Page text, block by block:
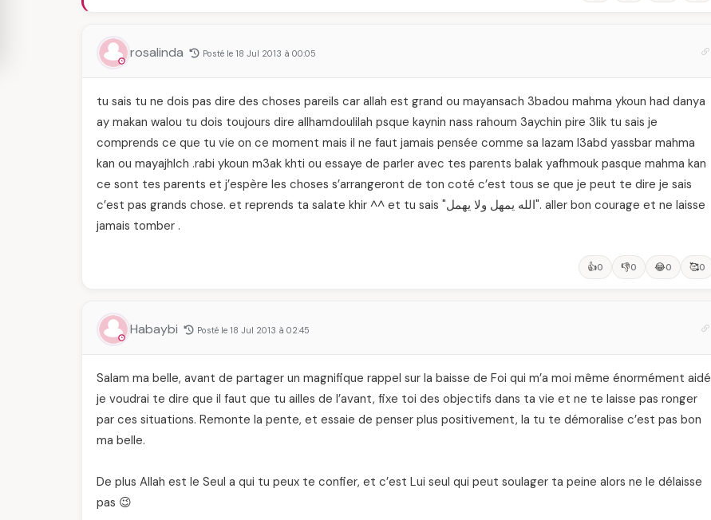
rosalinda Posté le 18 Jul 2013 à 00:05
tu sais tu ne dois pas dire des choses pareils car allah est grand ou mayansach 3badou mahma ykoun had danya
ay makan walou tu dois toujours dire allhamdoulilah psque kaynin nass rahoum 3aychin pire 3lik tu sais je
comprends ce que tu vie on ce moment mais il ne faut jamais pensée comme sa lazam l3abd yassbar mahma
kan ou mayajhlch .rabi ykoun m3ak khti ou essaye de parler avec tes parents balak yafhmouk pasque mahma kan
ce sont tes parents et j’espère les choses s’arrangeront de ton coté c’est tous se que je peut te dire je sais
c’est pas grands chose. et reprends ta salate khir ^^ et tu sais "الله يمهل ولا يهمل". aller bon courage et ne laisse
jamais tomber .
👍0 👎0 😂0 🥰0
Habaybi Posté le 18 Jul 2013 à 02:45
Salam ma belle, avant de partager un magnifique rappel sur la baisse de Foi qui m’a moi même énormément aidé
je voudrai te dire que il faut que tu ailles de l’avant, fixe toi des objectifs dans ta vie et ne te laisse pas ronger
par ces situations. Remonte la pente, et essaie de penser plus positivement, la tu te démoralise c’est pas bon
ma belle.
De plus Allah est le Seul a qui tu peux te confier, et c’est Lui seul qui peut soulager ta peine alors ne le délaisse
pas 😉